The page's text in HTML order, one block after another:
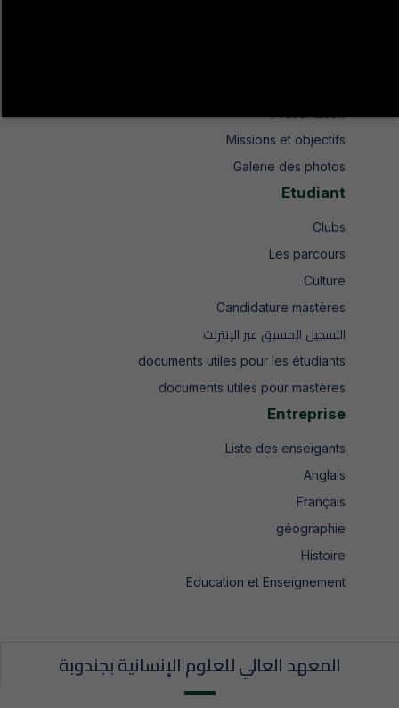
Missions et objectifs
Galerie des photos
Etudiant
Clubs
Les parcours
Culture
Candidature mastères
التسجيل المسبق عبر الإنترنت
documents utiles pour les étudiants
documents utiles pour mastères
Entreprise
Liste des enseigants
Anglais
Français
géographie
Histoire
Education et Enseignement
المعهد العالي للعلوم الإنسانية بجندوبة